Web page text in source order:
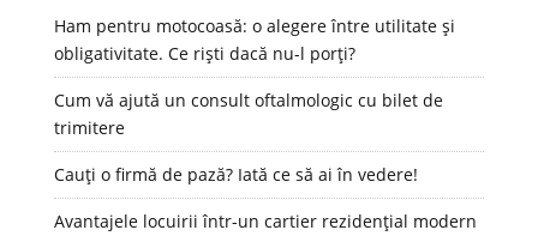
Ham pentru motocoasă: o alegere între utilitate și
obligativitate. Ce riști dacă nu-l porți?
Cum vă ajută un consult oftalmologic cu bilet de
trimitere
Cauți o firmă de pază? Iată ce să ai în vedere!
Avantajele locuirii într-un cartier rezidențial modern